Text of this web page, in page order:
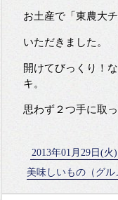
お土産で「東農大
いただきました。
開けてびっくり！
キ。
思わず２つ手に取
2013年01月29日(火)
美味しいもの（グル